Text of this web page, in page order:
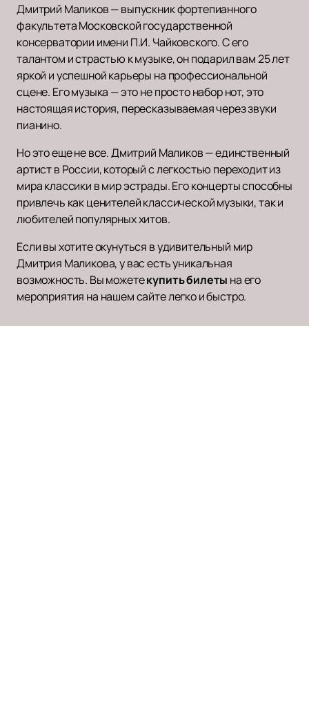
Дмитрий Маликов — выпускник фортепианного
факультета Московской государственной
консерватории имени П.И. Чайковского. С его
талантом и страстью к музыке, он подарил вам 25 лет
яркой и успешной карьеры на профессиональной
сцене. Его музыка — это не просто набор нот, это
настоящая история, пересказываемая через звуки
пианино.
Но это еще не все. Дмитрий Маликов — единственный
артист в России, который с легкостью переходит из
мира классики в мир эстрады. Его концерты способны
привлечь как ценителей классической музыки, так и
любителей популярных хитов.
Если вы хотите окунуться в удивительный мир
Дмитрия Маликова, у вас есть уникальная
возможность. Вы можетекупить билеты на его
мероприятия на нашем сайте легко и быстро.